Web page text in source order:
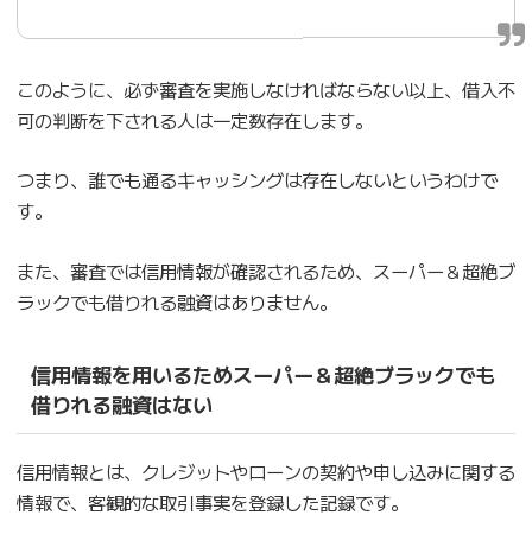
このように、必ず審査を実施しなければならない以上、借入不
可の判断を下される人は一定数存在します。
つまり、誰でも通るキャッシングは存在しないというわけで
す。
また、審査では信用情報が確認されるため、スーパー＆超絶ブ
ラックでも借りれる融資はありません。
信用情報を用いるためスーパー＆超絶ブラックでも
借りれる融資はない
信用情報とは、クレジットやローンの契約や申し込みに関する
情報で、客観的な取引事実を登録した記録です。